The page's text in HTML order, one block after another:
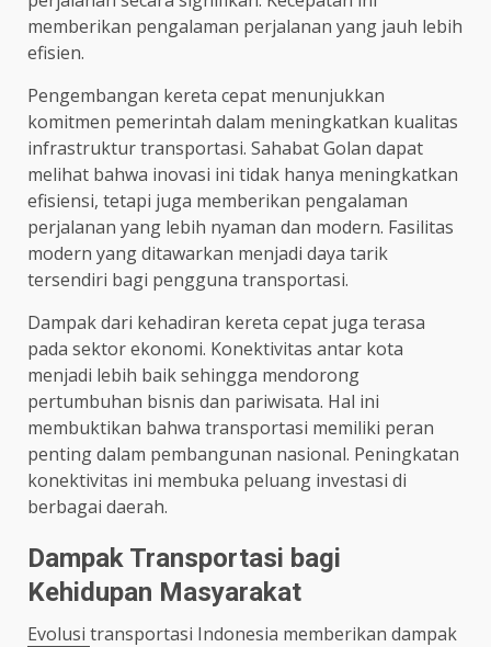
memberikan pengalaman perjalanan yang jauh lebih
efisien.
Pengembangan kereta cepat menunjukkan
komitmen pemerintah dalam meningkatkan kualitas
infrastruktur transportasi. Sahabat Golan dapat
melihat bahwa inovasi ini tidak hanya meningkatkan
efisiensi, tetapi juga memberikan pengalaman
perjalanan yang lebih nyaman dan modern. Fasilitas
modern yang ditawarkan menjadi daya tarik
tersendiri bagi pengguna transportasi.
Dampak dari kehadiran kereta cepat juga terasa
pada sektor ekonomi. Konektivitas antar kota
menjadi lebih baik sehingga mendorong
pertumbuhan bisnis dan pariwisata. Hal ini
membuktikan bahwa transportasi memiliki peran
penting dalam pembangunan nasional. Peningkatan
konektivitas ini membuka peluang investasi di
berbagai daerah.
Dampak Transportasi bagi
Kehidupan Masyarakat
Evolusi transportasi Indonesia memberikan dampak